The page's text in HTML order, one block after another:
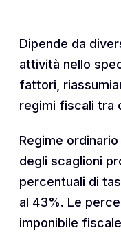
Dipende da
attività nello
fattori,
regimi fiscali tra
Regime ordinario
degli scaglioni
percentuali di
al 43%. Le
imponibile